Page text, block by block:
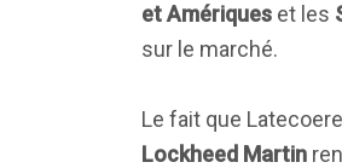
et Amériques et les
sur le marché.
Le fait que
Lockheed Martin